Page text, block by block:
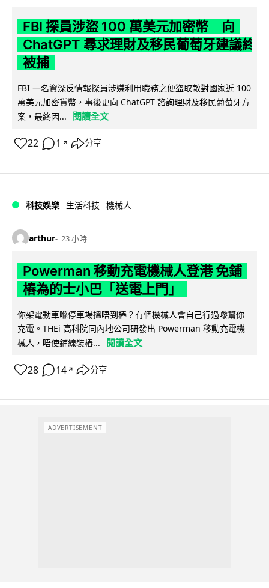
FBI 探員涉盜 100 萬美元加密幣 向
ChatGPT 尋求理財及移民葡萄牙建議終
被捕
FBI 一名資深反情報探員涉嫌利用職務之便盜取敵對國家近 100
萬美元加密貨幣，事後更向 ChatGPT 諮詢理財及移民葡萄牙方
案，最終因...
閱讀全文
22 1 ↗ 分享
科技娛樂 生活科技 機械人
arthur 23 小時
Powerman 移動充電機械人登港 免鋪
樁為的士小巴「送電上門」
你架電動車喺停車場搵唔到樁？有個機械人會自己行過嚟幫你
充電。THEi 高科院同內地公司研發出 Powerman 移動充電機
械人，唔使鋪線裝樁...
閱讀全文
28 14 ↗ 分享
ADVERTISEMENT